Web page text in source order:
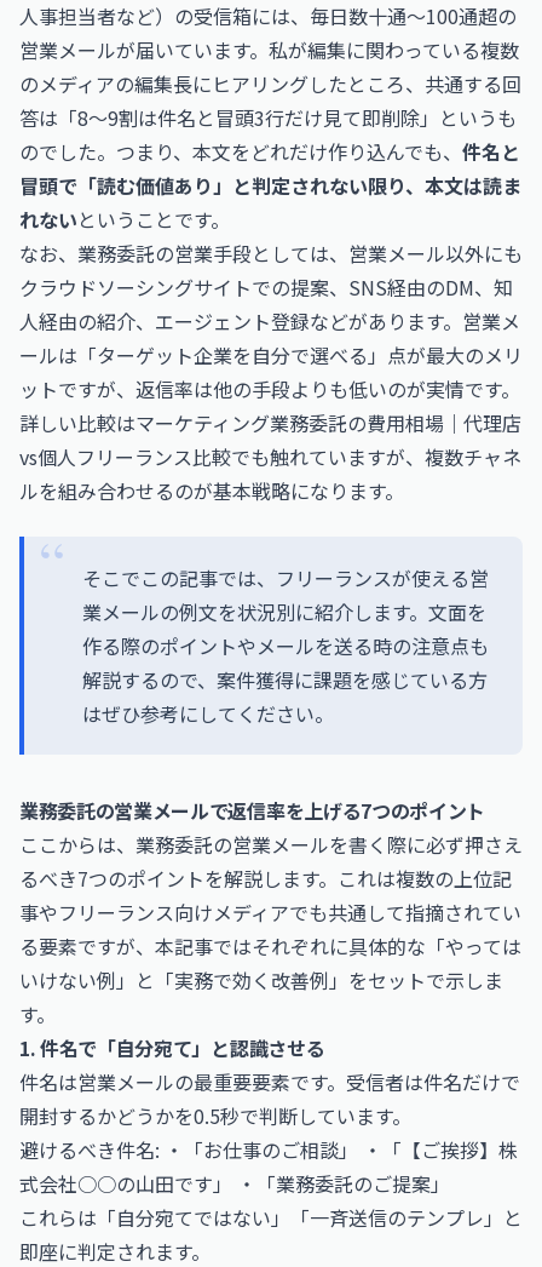
人事担当者など）の受信箱には、毎日数十通〜100通超の
営業メールが届いています。私が編集に関わっている複数
のメディアの編集長にヒアリングしたところ、共通する回
答は「8〜9割は件名と冒頭3行だけ見て即削除」というも
のでした。つまり、本文をどれだけ作り込んでも、 件名と
冒頭で「読む価値あり」と判定されない限り、本文は読ま
れないということです。
なお、業務委託の営業手段としては、営業メール以外にも
クラウドソーシングサイトでの提案、SNS経由のDM、知
人経由の紹介、エージェント登録などがあります。営業メ
ールは「ターゲット企業を自分で選べる」点が最大のメリ
ットですが、返信率は他の手段よりも低いのが実情です。
詳しい比較はマーケティング業務委託の費用相場｜代理店
vs個人フリーランス比較でも触れていますが、複数チャネ
ルを組み合わせるのが基本戦略になります。
そこでこの記事では、フリーランスが使える営
業メールの例文を状況別に紹介します。文面を
作る際のポイントやメールを送る時の注意点も
解説するので、案件獲得に課題を感じている方
はぜひ参考にしてください。
業務委託の営業メールで返信率を上げる7つのポイント
ここからは、業務委託の営業メールを書く際に必ず押さえ
るべき7つのポイントを解説します。これは複数の上位記
事やフリーランス向けメディアでも共通して指摘されてい
る要素ですが、本記事ではそれぞれに具体的な「やっては
いけない例」と「実務で効く改善例」をセットで示しま
す。
1. 件名で「自分宛て」と認識させる
件名は営業メールの最重要要素です。受信者は件名だけで
開封するかどうかを0.5秒で判断しています。
避けるべき件名: ・「お仕事のご相談」 ・「【ご挨拶】株
式会社○○の山田です」 ・「業務委託のご提案」
これらは「自分宛てではない」「一斉送信のテンプレ」と
即座に判定されます。